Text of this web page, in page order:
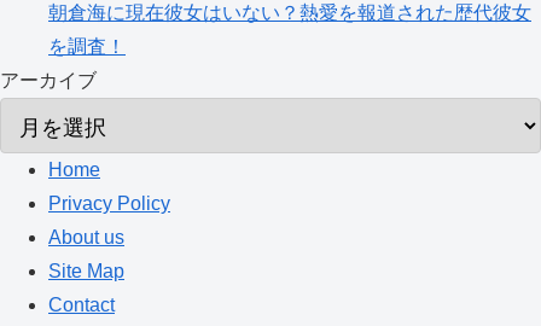
朝倉海に現在彼女はいない？熱愛を報道された歴代彼女
を調査！
アーカイブ
Home
Privacy Policy
About us
Site Map
Contact